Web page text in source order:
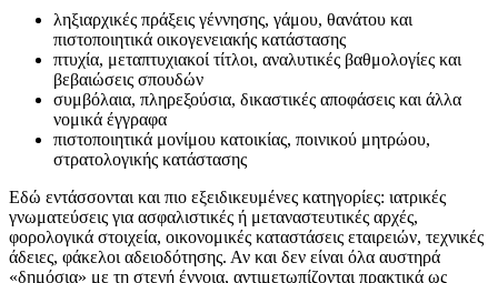
ληξιαρχικές πράξεις γέννησης, γάμου, θανάτου και
πιστοποιητικά οικογενειακής κατάστασης
πτυχία, μεταπτυχιακοί τίτλοι, αναλυτικές βαθμολογίες και
βεβαιώσεις σπουδών
συμβόλαια, πληρεξούσια, δικαστικές αποφάσεις και άλλα
νομικά έγγραφα
πιστοποιητικά μονίμου κατοικίας, ποινικού μητρώου,
στρατολογικής κατάστασης
Εδώ εντάσσονται και πιο εξειδικευμένες κατηγορίες: ιατρικές
γνωματεύσεις για ασφαλιστικές ή μεταναστευτικές αρχές,
φορολογικά στοιχεία, οικονομικές καταστάσεις εταιρειών, τεχνικές
άδειες, φάκελοι αδειοδότησης. Αν και δεν είναι όλα αυστηρά
«δημόσια» με τη στενή έννοια, αντιμετωπίζονται πρακτικά ως